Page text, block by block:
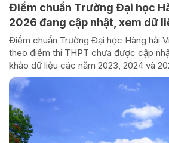
Điểm chuẩn Trường Đại học
2026 đang cập nhật, xem dữ
Điểm chuẩn Trường Đại học Hàng hải
theo điểm thi THPT chưa được cập
khảo dữ liệu các năm 2023, 2024 và